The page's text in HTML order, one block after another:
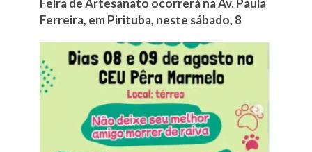
Ferreira, em Pirituba, neste sábado, 8